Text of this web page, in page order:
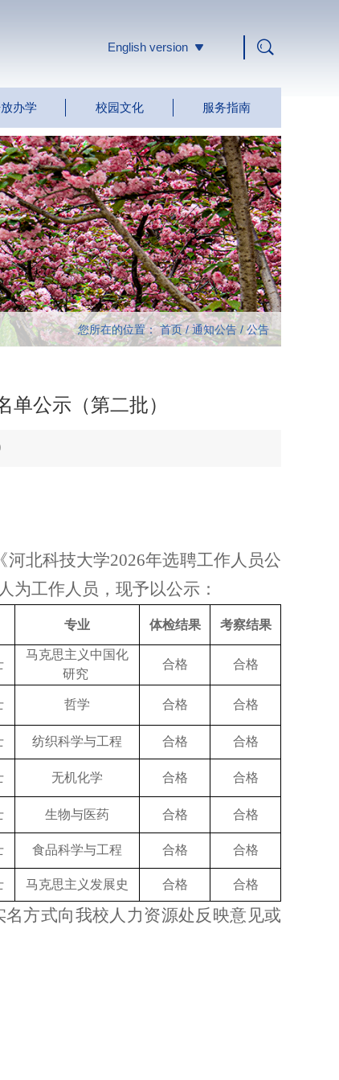
English version
办学 校园文化 服务指南
您所在的位置：首页/通知公告 /公告
公示（第二批）
河北科技大学2026年选聘工作人员公
为工作人员，现予以公示：
专业 体检结果 考察结果
马克思主义中国化
研究
合格 合格
哲学 合格 合格
纺织科学与工程 合格 合格
无机化学 合格 合格
生物与医药 合格 合格
食品科学与工程 合格 合格
马克思主义发展史 合格 合格
方式向我校人力资源处反映意见或